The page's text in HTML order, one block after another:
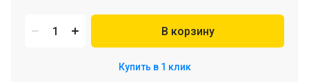
В корзину
Купить в 1 клик